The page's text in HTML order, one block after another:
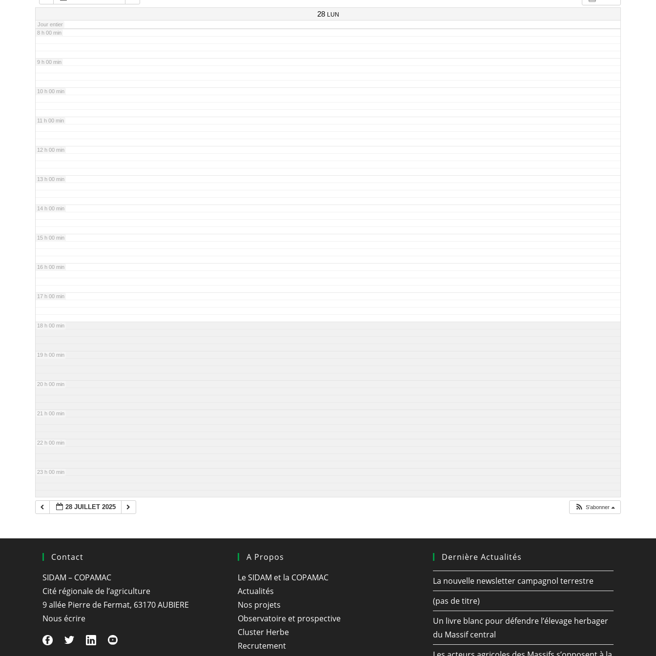
28 LUN
Jour entier
7 h 00 min
8 h 00 min
9 h 00 min
10 h 00 min
11 h 00 min
12 h 00 min
13 h 00 min
14 h 00 min
15 h 00 min
16 h 00 min
17 h 00 min
18 h 00 min
19 h 00 min
20 h 00 min
21 h 00 min
22 h 00 min
23 h 00 min
28 JUILLET 2025 S’abonner
Contact
SIDAM – COPAMAC
Cité régionale de l’agriculture
9 allée Pierre de Fermat, 63170 AUBIERE
Nous écrire
A Propos
Le SIDAM et la COPAMAC
Actualités
Nos projets
Observatoire et prospective
Cluster Herbe
Recrutement
Dernière Actualités
La nouvelle newsletter campagnol terrestre
(pas de titre)
Un livre blanc pour défendre l’élevage herbager
du Massif central